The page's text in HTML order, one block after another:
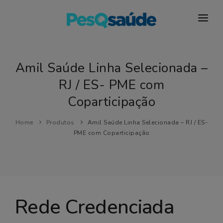
PLANOS DE SAÚDE
LABORATÓRIOS
MAIS…
Amil Saúde Linha Selecionada –
RJ / ES- PME com
Coparticipação
Home Produtos
Amil Saúde Linha Selecionada – RJ / ES-
PME com Coparticipação
Rede Credenciada